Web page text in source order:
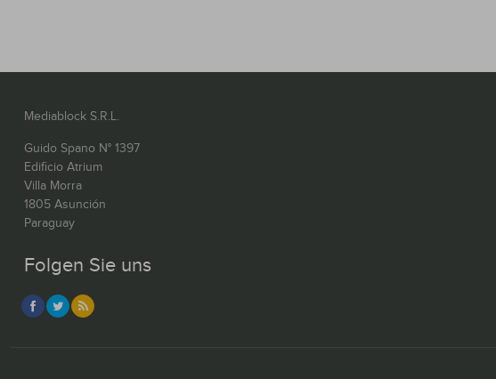
Mediablock S.R.L.
Guido Spano N° 1397
Edificio Atrium
Villa Morra
1805 Asunción
Paraguay
Folgen Sie uns